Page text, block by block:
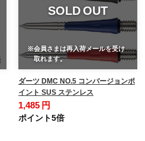
SOLD OUT
※会員さまは再入荷メールを受け
取れます。
ダーツ DMC NO.5 コンバージョンポ
イント SUS ステンレス
1,485 円
ポイント5倍